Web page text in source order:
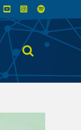
YouTubeInstagram